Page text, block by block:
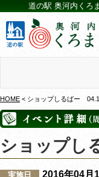
道の駅 奥河内くろ
HOME < ショップしるばー
ショップし
実施日 2016年04月